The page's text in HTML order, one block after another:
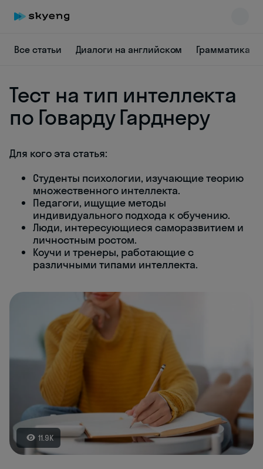
Все статьи Диалоги на английском Грамматика
Тест на тип интеллекта
по Говарду Гарднеру
Для кого эта статья:
Студенты психологии, изучающие теорию
множественного интеллекта.
Педагоги, ищущие методы
индивидуального подхода к обучению.
Люди, интересующиеся саморазвитием и
личностным ростом.
Коучи и тренеры, работающие с
различными типами интеллекта.
11.9K
Skyeng Chat